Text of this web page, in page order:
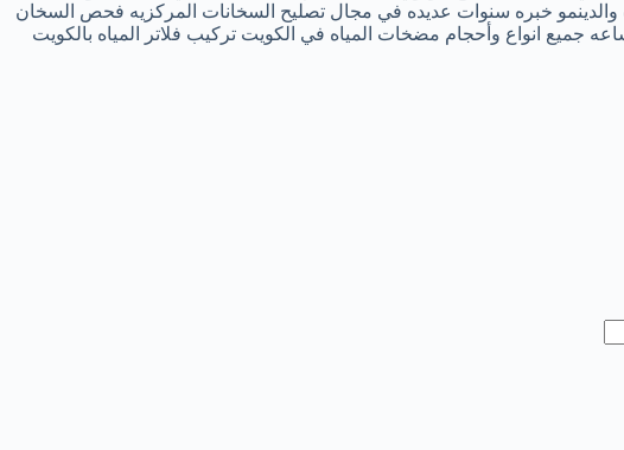
أجود أنواع المضخات والدينمو خبره سنوات عديده في مجال تصليح السخانات المركزيه فحص السخان
وصيانته تصليح سخانات مركزيه إصلاح الأعطال الكهربائية لجميع مناطق الكويت رقم فني كنترول مضخات بالكويت 24ساعه جميع انواع وأحجام مضخات المياه في الكويت تركيب فلاتر المياه بالكويت